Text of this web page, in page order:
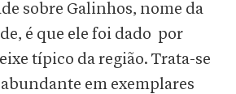
sobre Galinhos, nome da
é que ele foi dado por
típico da região. Trata-se
em exemplares